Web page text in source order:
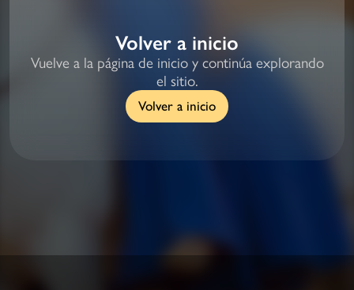
Volver a inicio
Vuelve a la página de inicio y continúa explorando
el sitio.
Volver a inicio